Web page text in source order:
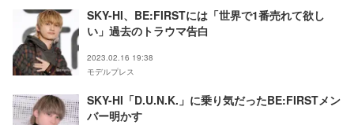
SKY-HI、BE:FIRSTには「世界で1番売れて欲し
い」過去のトラウマ告白
2023.02.16 19:38
モデルプレス
SKY-HI「D.U.N.K.」に乗り気だったBE:FIRSTメン
バー明かす